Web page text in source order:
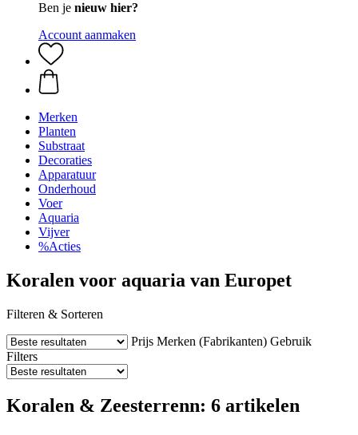
Ben je nieuw hier?
Account aanmaken
Merken
Planten
Substraat
Decoraties
Apparatuur
Onderhoud
Voer
Aquaria
Vijver
%Acties
Koralen voor aquaria van Europet
Filteren & Sorteren
Prijs Merken (Fabrikanten) Gebruik
Filters
Koralen & Zeesterrenn: 6 artikelen